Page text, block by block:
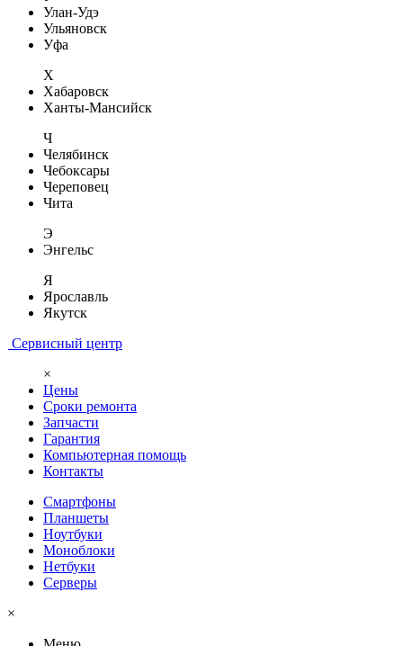
Улан-Удэ
Ульяновск
Уфа
Х
Хабаровск
Ханты-Мансийск
Ч
Челябинск
Чебоксары
Череповец
Чита
Э
Энгельс
Я
Ярославль
Якутск
Сервисный центр
×
Цены
Сроки ремонта
Запчасти
Гарантия
Компьютерная помощь
Контакты
Смартфоны
Планшеты
Ноутбуки
Моноблоки
Нетбуки
Серверы
×